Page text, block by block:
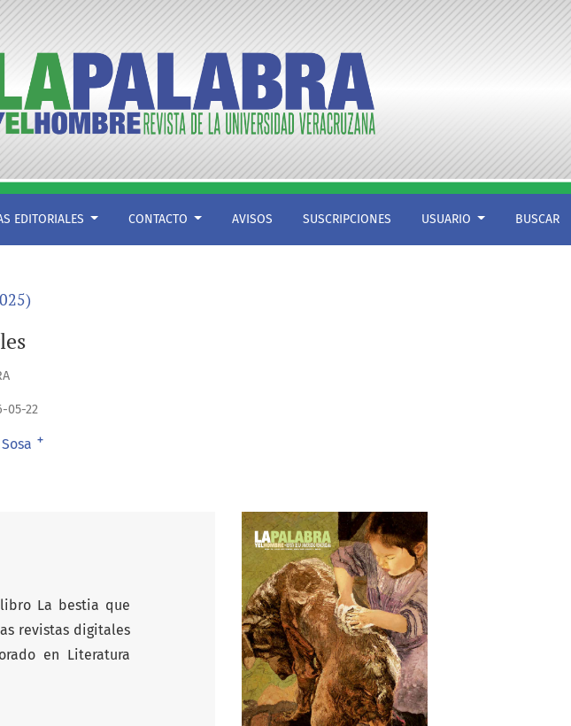
EDITORIALES CONTACTO AVISOS SUSCRIPCIONES USUARIO BUSCAR
05-22
+
La bestia que
revistas digitales
en Literatura